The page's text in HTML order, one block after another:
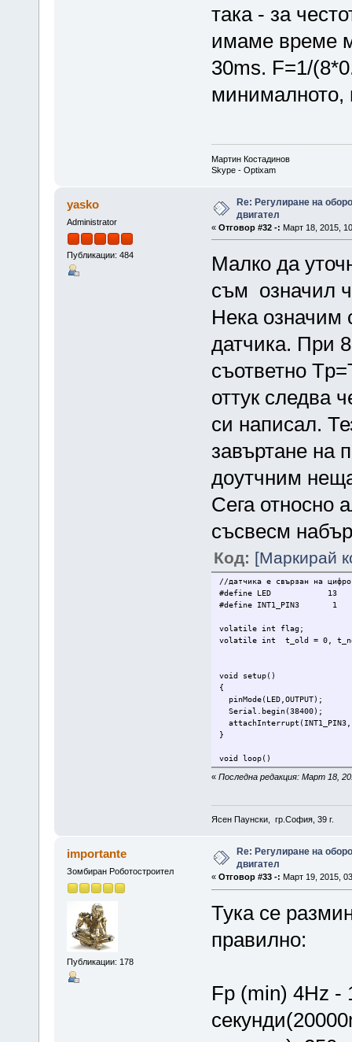
така - за
имаме време
30ms. F=1/
минималното,
Мартин Костадинов
Skype - Optixam
yasko
Administrator
Публикации: 484
Re: Регулиране на
двигател
« Отговор #32 -: Март 18, 2015,
Малко да
съм означил
Нека означим
датчика. При
съответно
оттук следва
си написал.
завъртане на
доутчним
Сега относно
съсвесм
Код: [Маркирай
//датчика е свързан на
#define LED 13
#define INT1_PIN3 1 //
volatile int flag;
volatile int t_old = 0,
void setup()
{
pinMode(LED,OUTPUT);
Serial.begin(38400);
}
void loop()
{
if (flag) {
void int1_thandler() //
{
period = t_new-t_old;
t_old = t_new;
flag = 1;
}
« Последна редакция: Март 18,
Ясен Паунски, гр.София, 39 г.
importante
Зомбиран Роботостроител
Публикации: 178
Re: Регулиране на
двигател
« Отговор #33 -: Март 19, 2015,
Тука се
правилно:
Fp (min) 4Hz -